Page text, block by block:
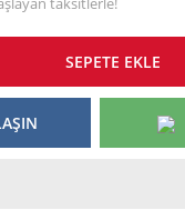
SEPETE EKLE